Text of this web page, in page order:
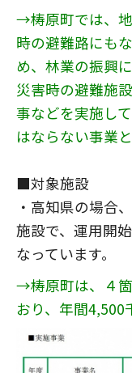
→梼原町では、
時の避難路にも
め、林業の振興
災害時の避難施
事などを実施し
はならない事業
■対象施設
・高知県の場合
施設で、運用開
なっています。
→梼原町は、４
おり、年間4,500